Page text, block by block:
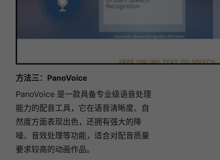
方法三：PanoVoice
PanoVoice 是一款具备专业级语音处理
能力的配音工具，它在语音清晰度、自
然度方面表现出色，还拥有强大的降
噪、音效处理等功能，适合对配音质量
要求较高的动画作品。